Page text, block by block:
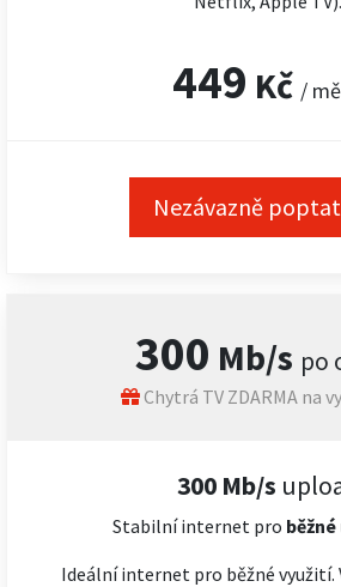
300 Mb/s po
Chytrá TV ZDARMA na
300 Mb/s
Stabilní internet pro
Ideální internet pro běžné využití.
449 Kč /
Nezávazně poptat